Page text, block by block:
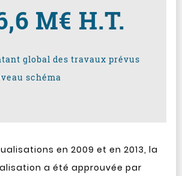
M€ H.T.
global des travaux prévus
schéma
en 2009 et en 2013, la
a été approuvée par